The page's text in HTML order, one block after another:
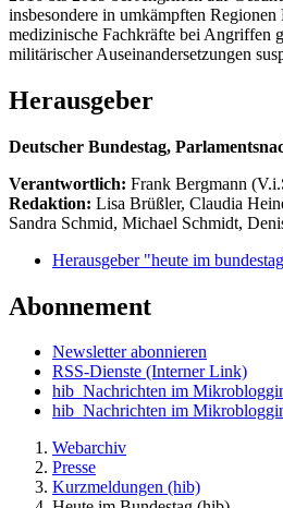
insbesondere in umkämpften
medizinische Fachkräfte bei Angriffen
militärischer Auseinandersetzungen
Herausgeber
Deutscher Bundestag,
Verantwortlich: Frank Bergmann
Redaktion: Lisa Brüßler, Claudia
Sandra Schmid, Michael Schmidt,
Herausgeber "heute im
Abonnement
Newsletter abonnieren
RSS-Dienste (Interner Link)
hib_Nachrichten im
hib_Nachrichten im
Webarchiv
Presse
Kurzmeldungen (hib)